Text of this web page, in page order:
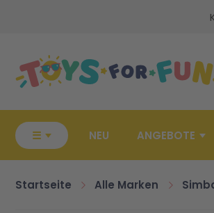
☰ NEU ANGEBOTE
Startseite Alle Marken